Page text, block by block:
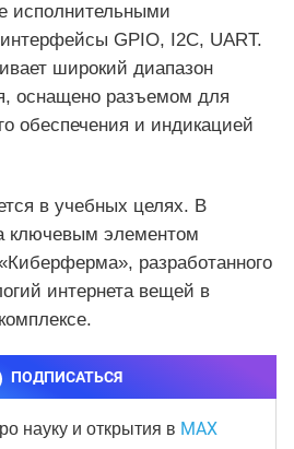
исполнительными
GPIO, I2C, UART.
широкий диапазон
оснащено разъемом для
обеспечения и индикацией
в учебных целях. В
ключевым элементом
разработанного
интернета вещей в
ПОДПИСАТЬСЯ
науку и открытия в MAX